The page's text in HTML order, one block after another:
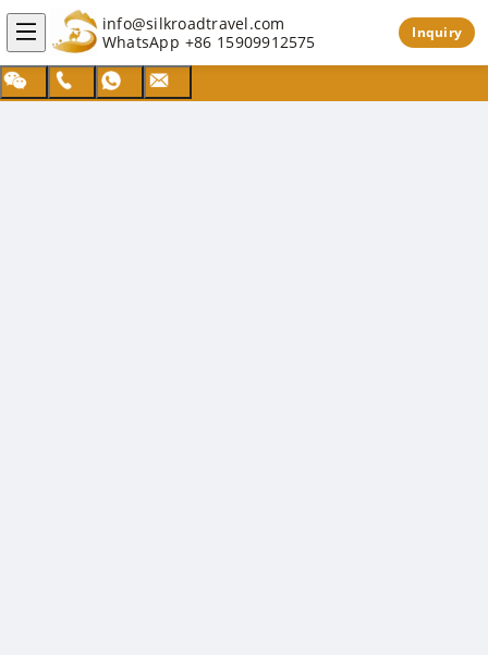
info@silkroadtravel.com
WhatsApp +86 15909912575 Inquiry